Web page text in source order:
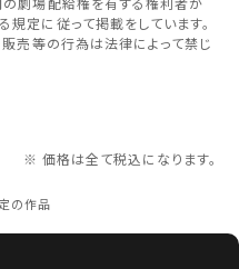
定に従って掲載をしています。
販売等の行為は法律によって禁じ
※ 価格は全て税込になります。
の作品